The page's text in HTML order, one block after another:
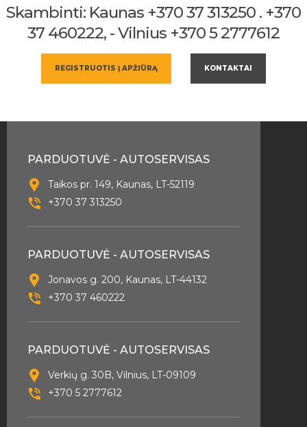
Skambinti: Kaunas +370 37 313250 . +370
37 460222, - Vilnius +370 5 2777612
REGISTRUOTIS Į APŽIŪRĄ KONTAKTAI
PARDUOTUVĖ - AUTOSERVISAS
Taikos pr. 149, Kaunas, LT-52119
+370 37 313250
PARDUOTUVĖ - AUTOSERVISAS
Jonavos g. 200, Kaunas, LT-44132
+370 37 460222
PARDUOTUVĖ - AUTOSERVISAS
Verkių g. 30B, Vilnius, LT-09109
+370 5 2777612